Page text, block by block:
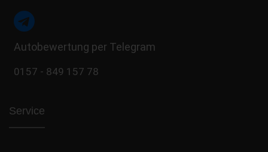
Autobewertung per Telegram
0157 - 849 157 78
Service